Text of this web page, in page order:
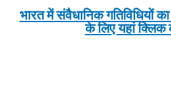
भारत में संवैधानिक गतिविधियों
के लिए यहां क्लिक